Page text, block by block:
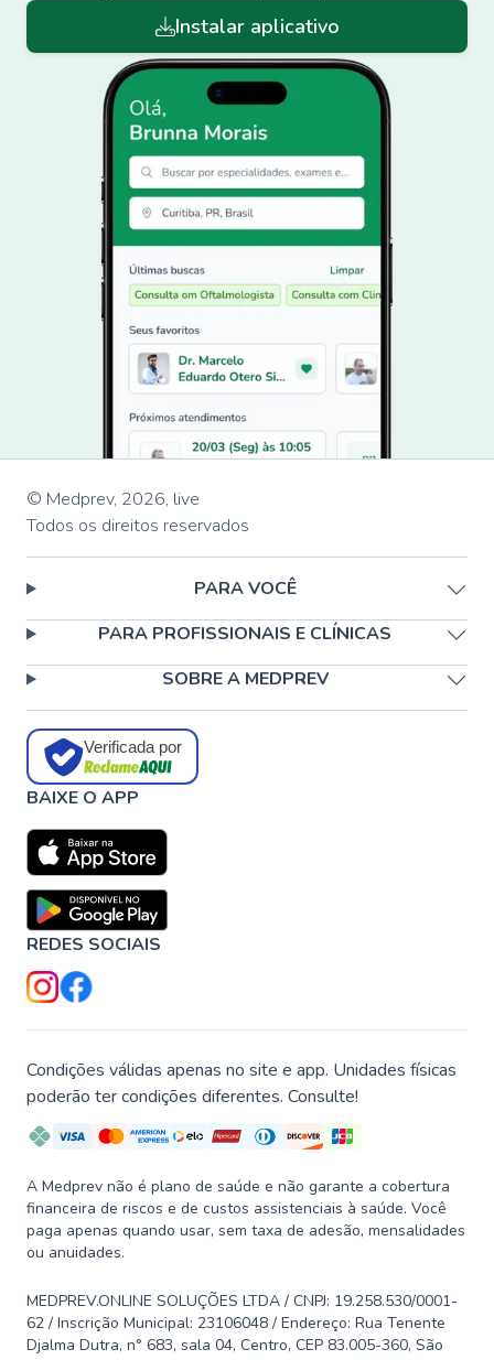
Instalar aplicativo
© Medprev, 2026, live
Todos os direitos reservados
PARA VOCÊ
PARA PROFISSIONAIS E CLÍNICAS
SOBRE A MEDPREV
Verificada por
BAIXE O APP
REDES SOCIAIS
Condições válidas apenas no site e app. Unidades físicas
poderão ter condições diferentes. Consulte!
A Medprev não é plano de saúde e não garante a cobertura
financeira de riscos e de custos assistenciais à saúde. Você
paga apenas quando usar, sem taxa de adesão, mensalidades
ou anuidades.
MEDPREV.ONLINE SOLUÇÕES LTDA / CNPJ: 19.258.530/0001-
62 / Inscrição Municipal: 23106048 / Endereço: Rua Tenente
Djalma Dutra, n° 683, sala 04, Centro, CEP 83.005-360, São